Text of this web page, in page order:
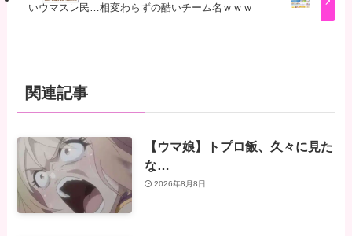
いウマスレ民…相変わらずの酷いチーム名ｗｗｗ
関連記事
【ウマ娘】トプロ飯、久々に見た
な…
2026年8月8日